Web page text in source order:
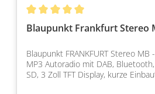
Blaupunkt Frankfurt Stereo
Blaupunkt FRANKFURT Stereo MB
MP3 Autoradio mit DAB, Bluetooth,
SD, 3 Zoll TFT Display, kurze